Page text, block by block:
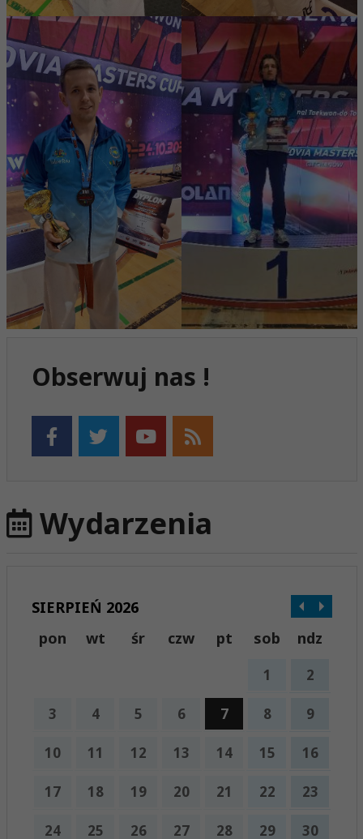
Obserwuj nas !
Wydarzenia
SIERPIEŃ 2026
pon
wt śr czw pt sob ndz
1 2
3 4 5 6 7 8 9
10 11 12 13 14 15 16
17 18 19 20 21 22 23
24 25 26 27 28 29 30